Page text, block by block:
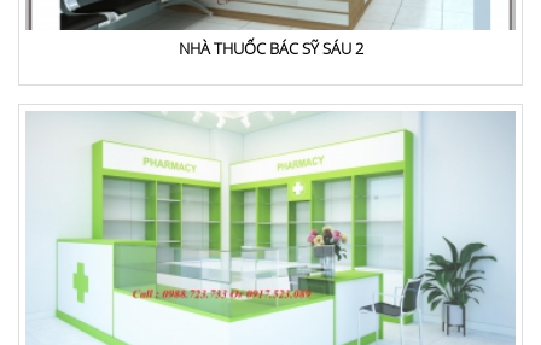
NHÀ THUỐC BÁC SỸ SÁU 2